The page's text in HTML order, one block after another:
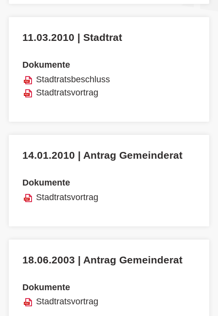
11.03.2010 | Stadtrat
Dokumente
Stadtratsbeschluss
Stadtratsvortrag
14.01.2010 | Antrag Gemeinderat
Dokumente
Stadtratsvortrag
18.06.2003 | Antrag Gemeinderat
Dokumente
Stadtratsvortrag